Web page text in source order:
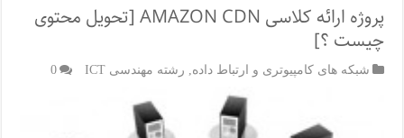
پروژه ارائه کلاسی AMAZON CDN [تحویل محتوی
چیست ؟]
شبکه های کامپیوتری و ارتباط داده رشته مهندسی ICT 0